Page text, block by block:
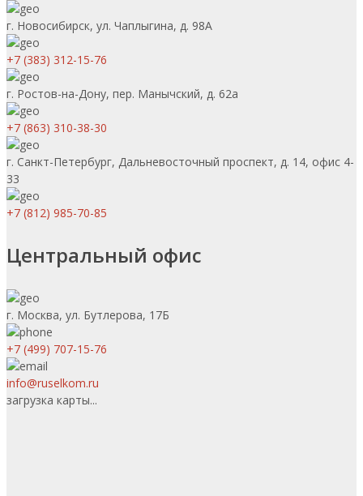
г. Новосибирск, ул. Чаплыгина, д. 98А
+7 (383) 312-15-76
г. Ростов-на-Дону, пер. Манычский, д. 62а
+7 (863) 310-38-30
г. Санкт-Петербург, Дальневосточный проспект, д. 14, офис 4-
33
+7 (812) 985-70-85
Центральный офис
г. Москва, ул. Бутлерова, 17Б
+7 (499) 707-15-76
info@ruselkom.ru
загрузка карты...